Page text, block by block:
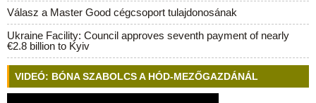
Válasz a Master Good cégcsoport tulajdonosának
Ukraine Facility: Council approves seventh payment of nearly
€2.8 billion to Kyiv
VIDEÓ: BÓNA SZABOLCS A HÓD-MEZŐGAZDÁNÁL